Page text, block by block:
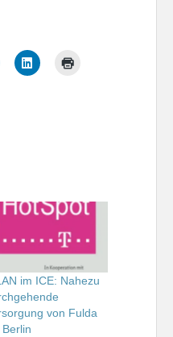
im ICE: Nahezu
von Fulda
Berlin